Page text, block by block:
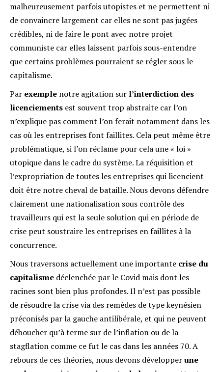
malheureusement parfois utopistes et ne permettent ni
de convaincre largement car elles ne sont pas jugées
crédibles, ni de faire le pont avec notre projet
communiste car elles laissent parfois sous-entendre
que certains problèmes pourraient se régler sous le
capitalisme.
Par exemple notre agitation sur l’interdiction des
licenciements est souvent trop abstraite car l’on
n’explique pas comment l’on ferait notamment dans les
cas où les entreprises font faillites. Cela peut même être
problématique, si l’on réclame pour cela une « loi »
utopique dans le cadre du système. La réquisition et
l’expropriation de toutes les entreprises qui licencient
doit être notre cheval de bataille. Nous devons défendre
clairement une nationalisation sous contrôle des
travailleurs qui est la seule solution qui en période de
crise peut soustraire les entreprises en faillites à la
concurrence.
Nous traversons actuellement une importante crise du
capitalisme déclenchée par le Covid mais dont les
racines sont bien plus profondes. Il n’est pas possible
de résoudre la crise via des remèdes de type keynésien
préconisés par la gauche antilibérale, et qui ne peuvent
déboucher qu’à terme sur de l’inflation ou de la
stagflation comme ce fut le cas dans les années 70. A
rebours de ces théories, nous devons développerune